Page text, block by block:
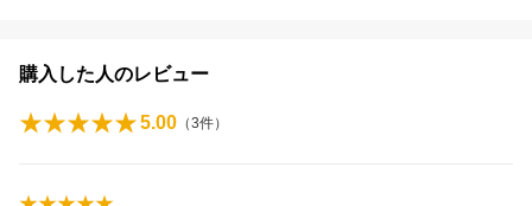
購入した人のレビュー
5.00 （3件）